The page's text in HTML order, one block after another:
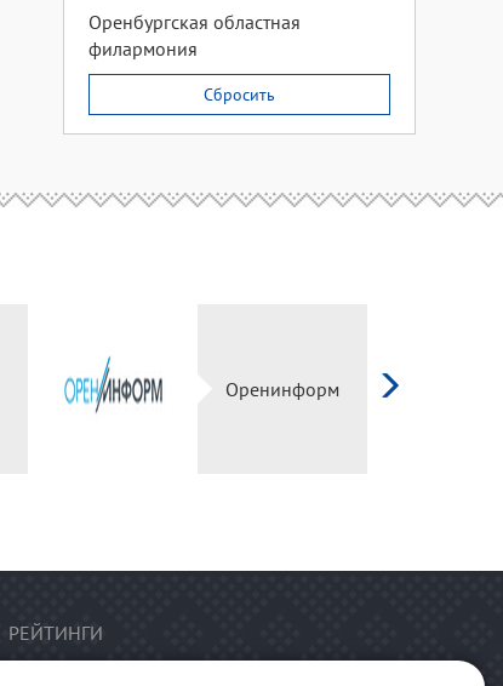
Оренбургская областная
филармония
Сбросить
Оренинформ
РЕЙТИНГИ